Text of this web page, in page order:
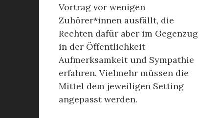
Vortrag vor wenigen
Zuhörer*innen ausfällt, die
Rechten dafür aber im Gegenzug
in der Öffentlichkeit
Aufmerksamkeit und Sympathie
erfahren. Vielmehr müssen die
Mittel dem jeweiligen Setting
angepasst werden.